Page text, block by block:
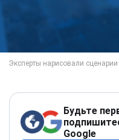
Будьте
Google